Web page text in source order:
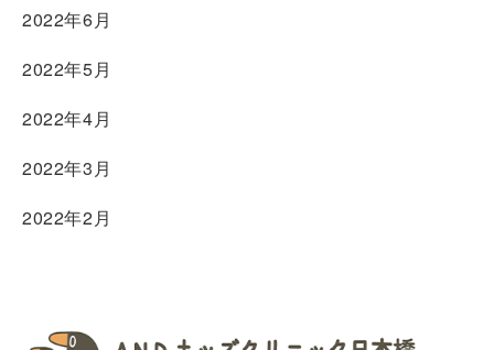
2022年6月
2022年5月
2022年4月
2022年3月
2022年2月